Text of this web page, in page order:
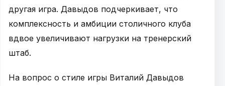
другая игра. Давыдов подчеркивает, что
комплексность и амбиции столичного клуба
вдвое увеличивают нагрузки на тренерский
штаб.
На вопрос о стиле игры Виталий Давыдов